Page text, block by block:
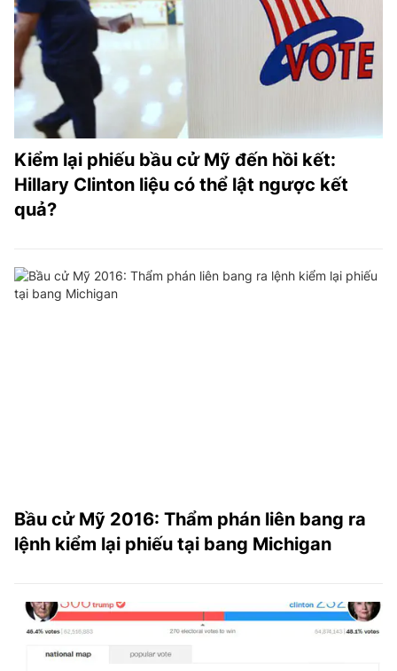
Kiểm lại phiếu bầu cử Mỹ đến hồi kết:
Hillary Clinton liệu có thể lật ngược kết
quả?
Bầu cử Mỹ 2016: Thẩm phán liên bang ra
lệnh kiểm lại phiếu tại bang Michigan